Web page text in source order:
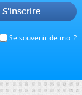
Se souvenir de moi ?
S'inscrire